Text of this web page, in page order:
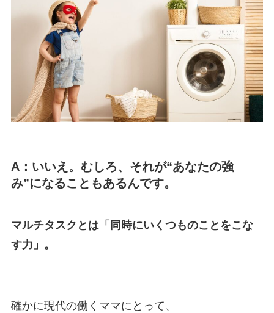
A：いいえ。むしろ、それが“あなたの強
み”になることもあるんです。
マルチタスクとは「同時にいくつものことをこな
す力」。
確かに現代の働くママにとって、